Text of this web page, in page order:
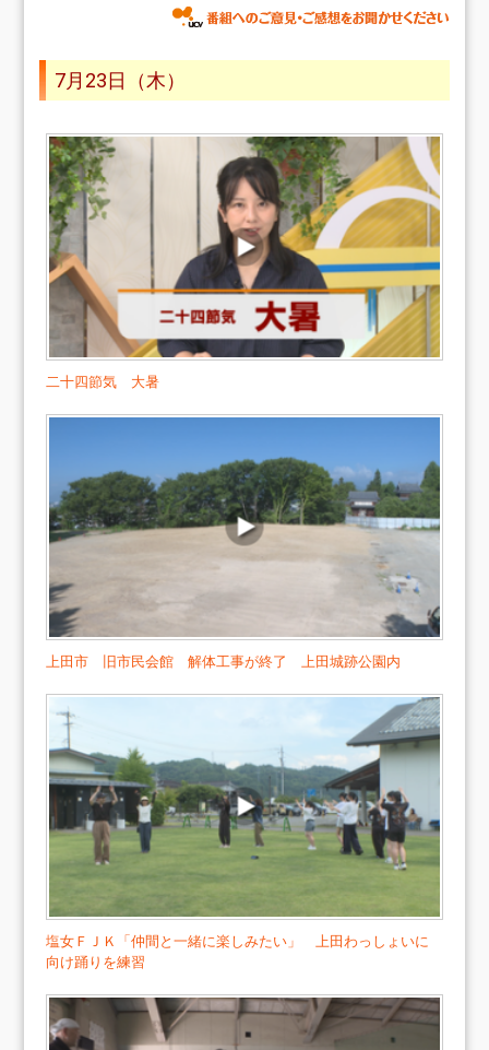
7月23日（木）
二十四節気 大暑
上田市 旧市民会館 解体工事が終了 上田城跡公園内
塩女ＦＪＫ「仲間と一緒に楽しみたい」 上田わっしょいに
向け踊りを練習